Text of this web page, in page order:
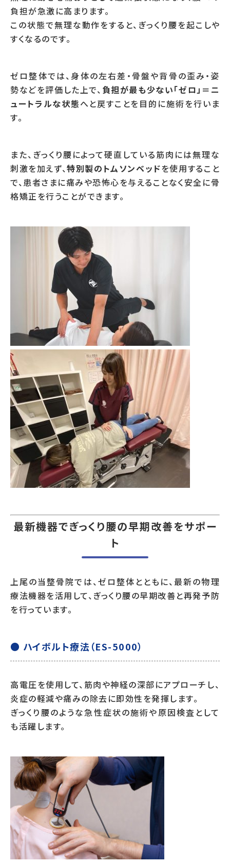
負担が急激に高まります。
この状態で無理な動作をすると、ぎっくり腰を起こしや
すくなるのです。
ゼロ整体では、身体の左右差・骨盤や背骨の歪み・姿
勢などを評価した上で、 負担が最も少ない「ゼロ」＝ニ
ュートラルな状態へと戻すことを目的に施術を行いま
す。
また、ぎっくり腰によって硬直している筋肉には無理な
刺激を加えず、特別製のトムソンベッドを使用すること
で、患者さまに痛みや恐怖心を与えることなく安全に骨
格矯正を行うことができます。
最新機器でぎっくり腰の早期改善をサポー
ト
上尾の当整骨院では、ゼロ整体とともに、最新の物理
療法機器を活用して、ぎっくり腰の早期改善と再発予防
を行っています。
● ハイボルト療法（ES-5000）
高電圧を使用して、筋肉や神経の深部にアプローチし、
炎症の軽減や痛みの除去に即効性を発揮します。
ぎっくり腰のような急性症状の施術や原因検査として
も活躍します。